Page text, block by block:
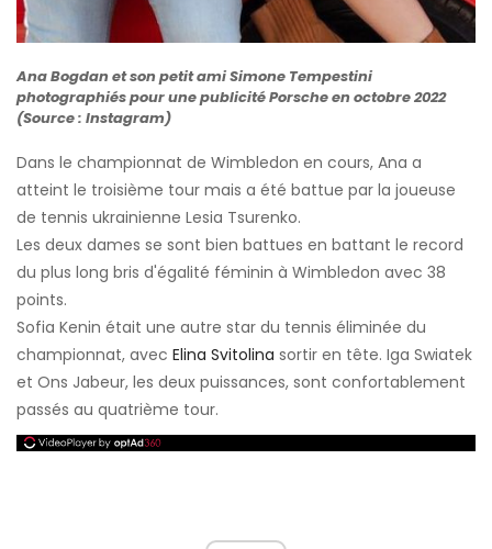
Ana Bogdan et son petit ami Simone Tempestini
photographiés pour une publicité Porsche en octobre 2022
(Source : Instagram)
Dans le championnat de Wimbledon en cours, Ana a
atteint le troisième tour mais a été battue par la joueuse
de tennis ukrainienne Lesia Tsurenko.
Les deux dames se sont bien battues en battant le record
du plus long bris d'égalité féminin à Wimbledon avec 38
points.
Sofia Kenin était une autre star du tennis éliminée du
championnat, avec Elina Svitolina sortir en tête. Iga Swiatek
et Ons Jabeur, les deux puissances, sont confortablement
passés au quatrième tour.